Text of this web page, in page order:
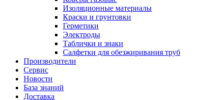
Изоляционные материалы
Краски и грунтовки
Герметики
Электроды
Таблички и знаки
Салфетки для обезжиривания труб
Производители
Сервис
Новости
База знаний
Доставка